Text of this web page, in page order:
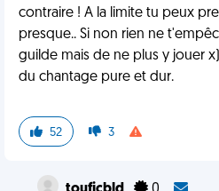
contraire ! A la limite tu peux
presque.. Si non rien ne
guilde mais de ne plus y jouer
du chantage pure et dur.
52 3